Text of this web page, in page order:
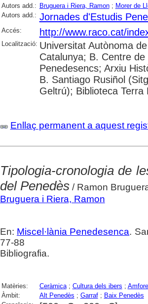
Autors add.: Bruguera i Riera, Ramon; Morer de
Autors add.: Jornades d'Estudis
Accés: http://www.raco.cat/
Localització: Universitat Autònoma
Catalunya; B. Centre
Penedesencs; Arxiu
B. Santiago Rusiñol
Geltrú); Biblioteca
Enllaç permanent a aquest
Tipologia-cronologia de
del Penedès/ Ramon
Bruguera i Riera, Ramon
En: Miscel·lània Penedesenca.
77-88
Bibliografia.
Matèries: Ceràmica; Cultura dels ibers ;
Àmbit:
Alt Penedès ; Garraf; Baix Penedès